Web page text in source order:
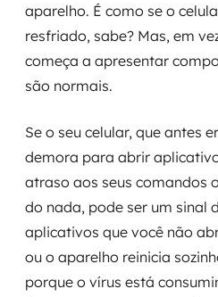
DevSecOps
MSS
Simulação de Phishing
aparelho. É como se o
resfriado, sabe? Mas, em
começa a apresentar
são normais.
Se o seu celular, que antes
demora para abrir
atraso aos seus comandos
do nada, pode ser um sinal
aplicativos que você não
ou o aparelho reinicia
porque o vírus está